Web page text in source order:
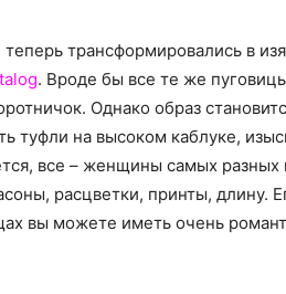
трансформировались в
. Вроде бы все те же
Однако образ
туфли на высоком каблуке,
все – женщины самых разных
расцветки, принты, длину.
вы можете иметь очень